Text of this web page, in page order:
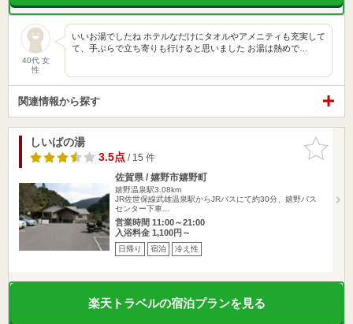
40代 女
性
いいお湯でしたね ホテルなだけにタオルやアメニティも充実して
て、手ぶらで立ち寄りも行けると思いました お湯は熱めで…
関連情報から探す
お気に入
りに追加
しいばの湯
3.5点/ 15 件
佐賀県 / 嬉野市嬉野町
嬉野温泉駅3.08km
JR佐世保線武雄温泉駅からJRバスにて約30分、嬉野バス
センター下車…
営業時間 11:00～21:00
入浴料金 1,100円～
日帰り 宿泊 冷え性
楽天トラベルの宿泊プランを見る